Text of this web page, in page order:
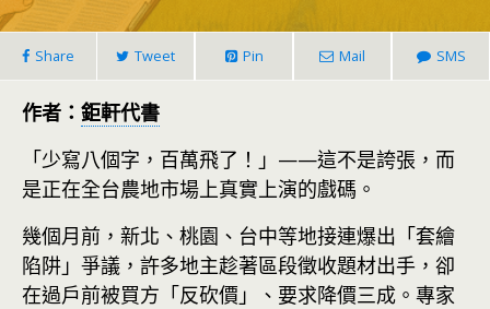
Share Tweet Pin Mail SMS
作者： 鉅軒代書
「少寫八個字，百萬飛了！」——這不是誇張，而
是正在全台農地市場上真實上演的戲碼。
幾個月前，新北、桃園、台中等地接連爆出「套繪
陷阱」爭議，許多地主趁著區段徵收題材出手，卻
在過戶前被買方「反砍價」、要求降價三成。專家